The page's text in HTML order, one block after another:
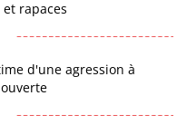
rapaces
d'une agression à